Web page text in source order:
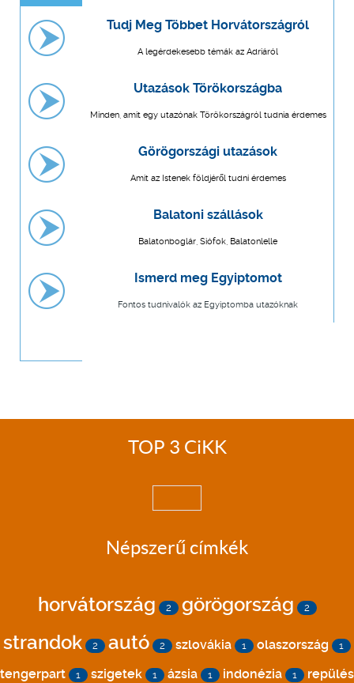
Tudj Meg Többet Horvátországról
A legérdekesebb témák az Adriáról
Utazások Törökországba
Minden, amit egy utazónak Törökországról tudnia érdemes
Görögországi utazások
Amit az Istenek földjéről tudni érdemes
Balatoni szállások
Balatonboglár, Siófok, Balatonlelle
Ismerd meg Egyiptomot
Fontos tudnivalók az Egyiptomba utazóknak
TOP 3 CiKK
Népszerű címkék
horvátország 2 görögország 2
strandok 2 autó 2 szlovákia 1 olaszország 1
tengerpart 1 szigetek 1 ázsia 1 indonézia 1 repülés